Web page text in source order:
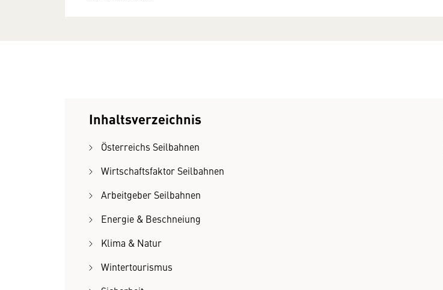
Inhaltsverzeichnis
Österreichs Seilbahnen
Wirtschaftsfaktor Seilbahnen
Arbeitgeber Seilbahnen
Energie & Beschneiung
Klima & Natur
Wintertourismus